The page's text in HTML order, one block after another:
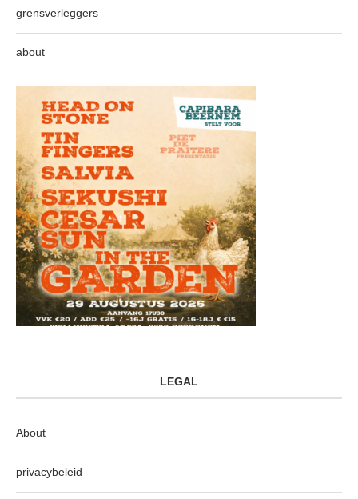
grensverleggers
about
LEGAL
About
privacybeleid